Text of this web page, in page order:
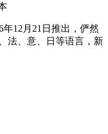
年12月21日推出，俨然
法、意、日等语言，新